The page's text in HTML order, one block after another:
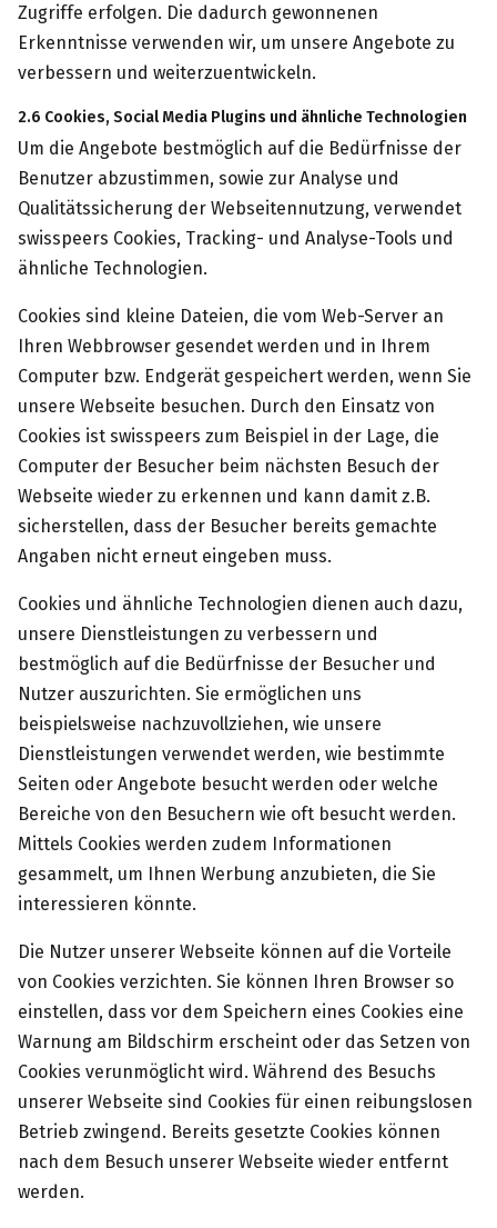
Zugriffe erfolgen. Die dadurch gewonnenen
Erkenntnisse verwenden wir, um unsere Angebote zu
verbessern und weiterzuentwickeln.
2.6 Cookies, Social Media Plugins und ähnliche Technologien
Um die Angebote bestmöglich auf die Bedürfnisse der
Benutzer abzustimmen, sowie zur Analyse und
Qualitätssicherung der Webseitennutzung, verwendet
swisspeers Cookies, Tracking- und Analyse-Tools und
ähnliche Technologien.
Cookies sind kleine Dateien, die vom Web-Server an
Ihren Webbrowser gesendet werden und in Ihrem
Computer bzw. Endgerät gespeichert werden, wenn Sie
unsere Webseite besuchen. Durch den Einsatz von
Cookies ist swisspeers zum Beispiel in der Lage, die
Computer der Besucher beim nächsten Besuch der
Webseite wieder zu erkennen und kann damit z.B.
sicherstellen, dass der Besucher bereits gemachte
Angaben nicht erneut eingeben muss.
Cookies und ähnliche Technologien dienen auch dazu,
unsere Dienstleistungen zu verbessern und
bestmöglich auf die Bedürfnisse der Besucher und
Nutzer auszurichten. Sie ermöglichen uns
beispielsweise nachzuvollziehen, wie unsere
Dienstleistungen verwendet werden, wie bestimmte
Seiten oder Angebote besucht werden oder welche
Bereiche von den Besuchern wie oft besucht werden.
Mittels Cookies werden zudem Informationen
gesammelt, um Ihnen Werbung anzubieten, die Sie
interessieren könnte.
Die Nutzer unserer Webseite können auf die Vorteile
von Cookies verzichten. Sie können Ihren Browser so
einstellen, dass vor dem Speichern eines Cookies eine
Warnung am Bildschirm erscheint oder das Setzen von
Cookies verunmöglicht wird. Während des Besuchs
unserer Webseite sind Cookies für einen reibungslosen
Betrieb zwingend. Bereits gesetzte Cookies können
nach dem Besuch unserer Webseite wieder entfernt
werden.